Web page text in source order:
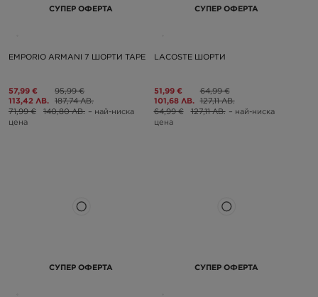
СУПЕР ОФЕРТА
EMPORIO ARMANI 7 ШОРТИ TAPE
57,99 €
113,42 ЛВ.
95,99 €
187,74 ЛВ.
71,99 €
140,80 ЛВ. – най-ниска
цена
СУПЕР ОФЕРТА
LACOSTE ШОРТИ
51,99 €
101,68 ЛВ.
64,99 €
127,11 ЛВ.
64,99 €
127,11 ЛВ. – най-ниска
цена
СУПЕР ОФЕРТА СУПЕР ОФЕРТА